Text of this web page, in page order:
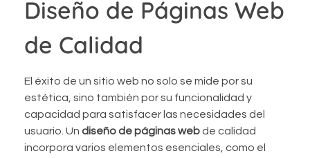
Diseño de Páginas Web
de Calidad
El éxito de un sitio web no solo se mide por su
estética, sino también por su funcionalidad y
capacidad para satisfacer las necesidades del
usuario. Un diseño de páginas webde calidad
incorpora varios elementos esenciales, como el